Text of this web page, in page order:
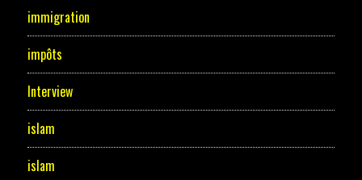
immigration
impôts
Interview
islam
islam